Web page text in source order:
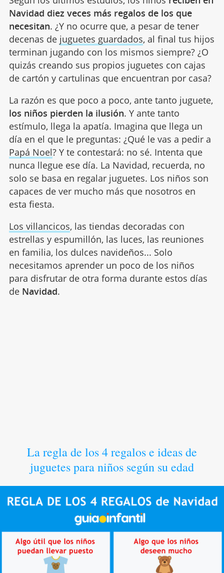
Navidad diez veces más regalos de los que
necesitan. ¿Y no ocurre que, a pesar de tener
decenas de juguetes guardados, al final tus hijos
terminan jugando con los mismos siempre? ¿O
quizás creando sus propios juguetes con cajas
de cartón y cartulinas que encuentran por casa?
La razón es que poco a poco, ante tanto juguete,
los niños pierden la ilusión. Y ante tanto
estímulo, llega la apatía. Imagina que llega un
día en el que le preguntas: ¿Qué le vas a pedir a
Papá Noel? Y te contestará: no sé. Intenta que
nunca llegue ese día. La Navidad, recuerda, no
solo se basa en regalar juguetes. Los niños son
capaces de ver mucho más que nosotros en
esta fiesta.
Los villancicos, las tiendas decoradas con
estrellas y espumillón, las luces, las reuniones
en familia, los dulces navideños... Solo
necesitamos aprender un poco de los niños
para disfrutar de otra forma durante estos días
de Navidad.
La regla de los 4 regalos e ideas de
juguetes para niños según su edad